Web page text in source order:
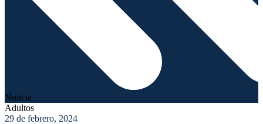
Noticia
Adultos
29 de febrero, 2024